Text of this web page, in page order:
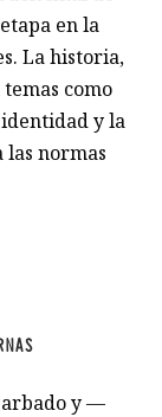
en la
La historia,
como
y la
normas
y —